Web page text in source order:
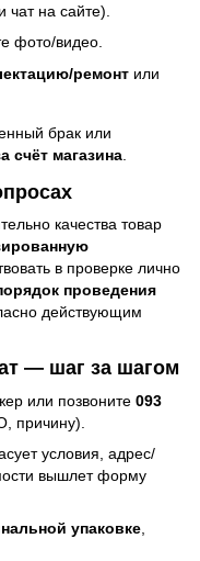
чат на сайте).
фото/видео.
ремонт или
брак или
счёт магазина
качества товар
в проверке лично
проведения
действующим
— шаг за шагом
или позвоните 093
причину).
условия, адрес/
вышлет форму
упаковке,